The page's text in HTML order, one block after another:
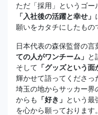
ただ「採用」というゴ
「入社後の活躍と幸せ」
願いをカタチにしたもの
日本代表の森保監督の言
ての人がワンチーム」 と
そして 「グッズという
輝かせて語ってくださっ
埼玉の地からサッカー
からも 「好き」 という最
を心から願っております。